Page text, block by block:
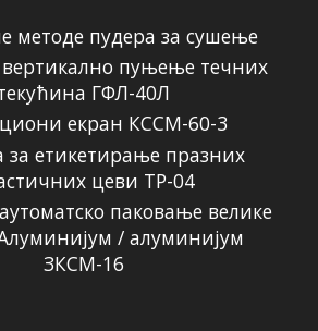
методе пудера за сушење
пуњење течних
ГФЛ-40Л
екран КССМ-60-3
етикетирање празних
цеви ТР-04
паковање велике
/ алуминијум
ЗКСМ-16